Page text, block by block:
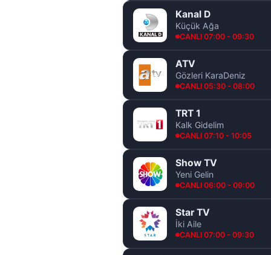
Kanal D
Küçük Ağa
CANLI 07:00 - 09:30
ATV
Gözleri KaraDeniz
CANLI 05:30 - 08:00
TRT 1
Kalk Gidelim
CANLI 07:10 - 10:05
Show TV
Yeni Gelin
CANLI 06:00 - 09:00
Star TV
İki Aile
CANLI 07:00 - 09:30